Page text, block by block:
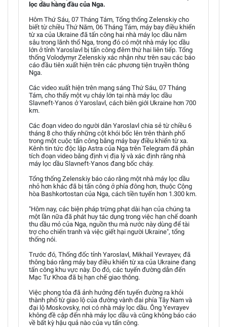
lọc dầu hàng đầu của Nga.
Hôm Thứ Sáu, 07 Tháng Tám, Tổng thống Zelenskiy cho
biết từ chiều Thứ Năm, 06 Tháng Tám, máy bay điều khiển
từ xa của Ukraine đã tấn công hai nhà máy lọc dầu nằm
sâu trong lãnh thổ Nga, trong đó có một nhà máy lọc dầu
lớn ở tỉnh Yaroslavl bị tấn công đêm thứ hai liên tiếp. Tổng
thống Volodymyr Zelenskiy xác nhận như trên sau các báo
cáo đầu tiên xuất hiện trên các phương tiện truyền thông
Nga.
Các video xuất hiện trên mạng sáng Thứ Sáu, 07 Tháng
Tám, cho thấy một vụ cháy lớn tại nhà máy lọc dầu
Slavneft-Yanos ở Yaroslavl, cách biên giới Ukraine hơn 700
km.
Các đoạn video do người dân Yaroslavl chia sẻ từ chiều 6
tháng 8 cho thấy những cột khói bốc lên trên thành phố
trong một cuộc tấn công bằng máy bay điều khiển từ xa.
Kênh tin tức độc lập Astra của Nga trên Telegram đã phân
tích đoạn video bằng định vị địa lý và xác định rằng nhà
máy lọc dầu Slavneft-Yanos đang bốc cháy.
Tổng thống Zelenskiy báo cáo rằng một nhà máy lọc dầu
nhỏ hơn khác đã bị tấn công ở phía đông hơn, thuộc Cộng
hòa Bashkortostan của Nga, cách tiền tuyến hơn 1.300 km.
"Hôm nay, các biện pháp trừng phạt dài hạn của chúng ta
một lần nữa đã phát huy tác dụng trong việc hạn chế doanh
thu dầu mỏ của Nga, nguồn thu mà nước này dùng để tài
trợ cho chiến tranh và việc giết hại người Ukraine", tổng
thống nói.
Trước đó, Thống đốc tỉnh Yaroslavl, Mikhail Yevrayev, đã
thông báo rằng máy bay điều khiển từ xa của Ukraine đang
tấn công khu vực này. Do đó, các tuyến đường dẫn đến
Mạc Tư Khoa đã bị hạn chế giao thông.
Việc phong tỏa đã ảnh hưởng đến tuyến đường ra khỏi
thành phố từ giao lộ của đường vành đai phía Tây Nam và
đại lộ Moskovsky, nơi có nhà máy lọc dầu. Ông Yevrayev
không đề cập đến nhà máy lọc dầu và cũng không báo cáo
về bất kỳ hậu quả nào của vụ tấn công.